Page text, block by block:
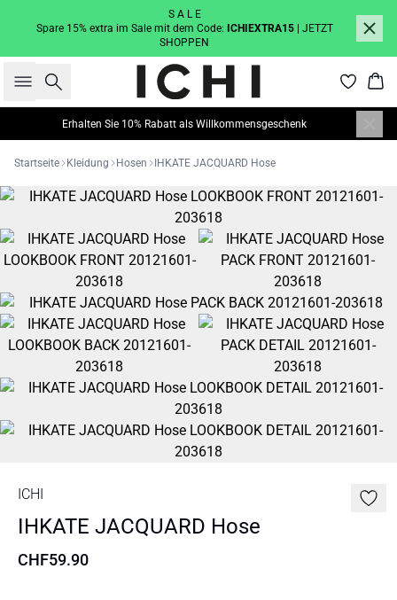
S A L E
Spare 15% extra im Sale mit dem Code: ICHIEXTRA15
| JETZT
SHOPPEN
Suche
Erhalten Sie 10% Rabatt als Willkommensgeschenk
Startseite Kleidung Hosen IHKATE JACQUARD Hose
ICHI
IHKATE JACQUARD Hose
CHF59.90